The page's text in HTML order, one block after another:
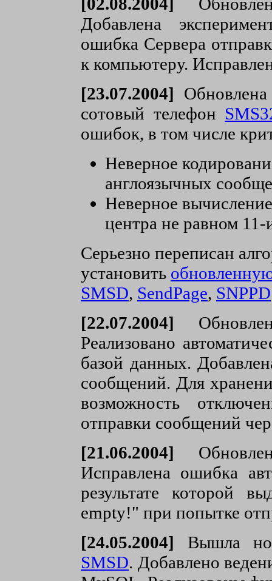
Добавлена
ошибка Сервера
к компьютеру.
[23.07.2004]
сотовый телефон
ошибок, в том числе
Неверное
англоязычных
Неверное
центра не равном 11-
Серьезно переписан
установить
SMSD, SendPage, SNPPD
[22.07.2004]
Реализовано
базой данных.
сообщений. Для
возможность
отправки сообщений
[21.06.2004]
Исправлена ошибка
результате которой
empty!" при попытке
[24.05.2004] Вышла
SMSD. Добавлено